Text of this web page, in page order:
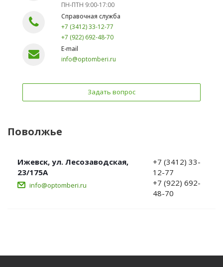
ПН-ПТН 9:00-17:00
Справочная служба
+7 (3412) 33-12-77
+7 (922) 692-48-70
E-mail
info@optomberi.ru
Задать вопрос
Поволжье
Ижевск, ул. Лесозаводская,
23/175А
info@optomberi.ru
+7 (3412) 33-
12-77
+7 (922) 692-
48-70